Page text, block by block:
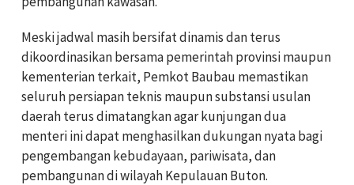
Meski jadwal masih bersifat dinamis dan terus
dikoordinasikan bersama pemerintah provinsi maupun
kementerian terkait, Pemkot Baubau memastikan
seluruh persiapan teknis maupun substansi usulan
daerah terus dimatangkan agar kunjungan dua
menteri ini dapat menghasilkan dukungan nyata bagi
pengembangan kebudayaan, pariwisata, dan
pembangunan di wilayah Kepulauan Buton.